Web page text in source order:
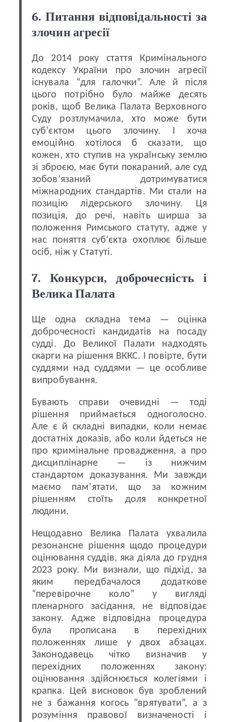
6. Питання відповідальності за
злочин агресії
До 2014 року стаття Кримінального
кодексу України про злочин агресії
існувала “для галочки”. Але й після
цього потрібно було майже десять
років, щоб Велика Палата Верховного
Суду розтлумачила, хто може бути
суб’єктом цього злочину. І хоча
емоційно хотілося б сказати, що
кожен, хто ступив на українську землю
зі зброєю, має бути покараний, але суд
зобов’язаний дотримуватися
міжнародних стандартів. Ми стали на
позицію лідерського злочину. Ця
позиція, до речі, навіть ширша за
положення Римського статуту, адже у
нас поняття суб’єкта охоплює більше
осіб, ніж у Статуті.
7. Конкурси, доброчесність і
Велика Палата
Ще одна складна тема — оцінка
доброчесності кандидатів на посаду
судді. До Великої Палати надходять
скарги на рішення ВККС. І повірте, бути
суддями над суддями — це особливе
випробування.
Бувають справи очевидні — тоді
рішення приймається одноголосно.
Але є й складні випадки, коли немає
достатніх доказів, або коли йдеться не
про кримінальне провадження, а про
дисциплінарне — із нижчим
стандартом доказування. Ми завжди
маємо пам’ятати, що за кожним
рішенням стоїть доля конкретної
людини.
Нещодавно Велика Палата ухвалила
резонансне рішення щодо процедури
оцінювання суддів, яка діяла до грудня
2023 року. Ми визнали, що підхід, за
яким передбачалося додаткове
“перевірочне коло” у вигляді
пленарного засідання, не відповідає
закону. Адже відповідна процедура
була прописана в перехідних
положеннях лише у двох абзацах.
Законодавець чітко визначив у
перехідних положеннях закону:
оцінювання здійснюється колегіями і
крапка. Цей висновок був зроблений
не з бажання когось “врятувати”, а з
розуміння правової визначеності і